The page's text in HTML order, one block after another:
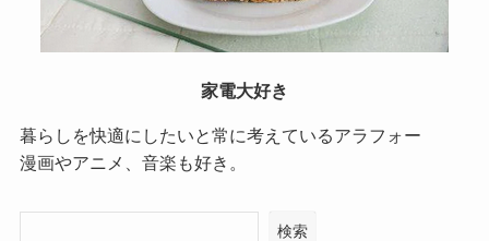
家電大好き
暮らしを快適にしたいと常に考えているアラフォー
漫画やアニメ、音楽も好き。
検索